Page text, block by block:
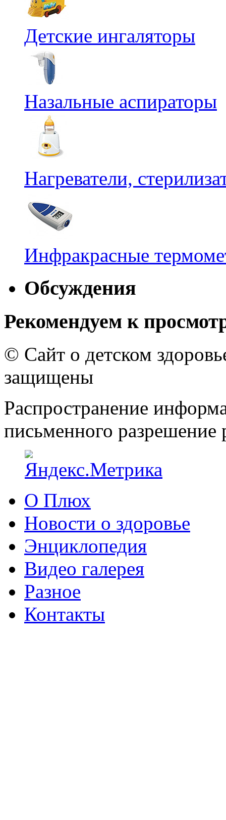
Детские ингаляторы
Назальные аспираторы
Нагреватели,
Инфракрасные
Обсуждения
Рекомендуем к
© Сайт о детском
защищены
Распространение
письменного разрешение
О Плюх
Новости о здоровье
Энциклопедия
Видео галерея
Разное
Контакты